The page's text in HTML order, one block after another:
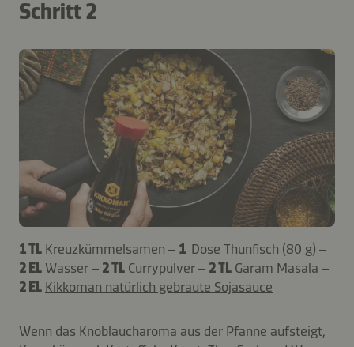
Schritt 2
1 TL Kreuzkümmelsamen – 1 Dose Thunfisch (80 g) –
2 EL Wasser – 2 TL Currypulver – 2 TL Garam Masala –
2 EL Kikkoman natürlich gebraute Sojasauce
Wenn das Knoblaucharoma aus der Pfanne aufsteigt,